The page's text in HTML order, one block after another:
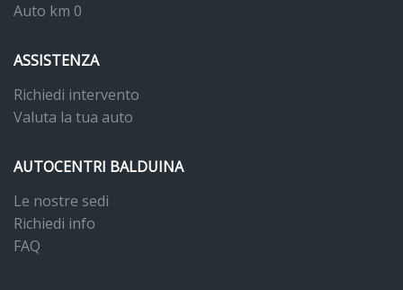
Auto km 0
ASSISTENZA
Richiedi intervento
Valuta la tua auto
AUTOCENTRI BALDUINA
Le nostre sedi
Richiedi info
FAQ